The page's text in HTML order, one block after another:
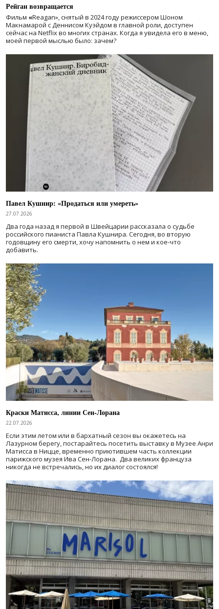
Рейган возвращается
Фильм «Reagan», снятый в 2024 годурежиссером Шоном
Макнамарой с Деннисом Куэйдом в главной роли, доступен
сейчас на Netflix во многих странах. Когда я увидела его в меню,
моей первой мыслью было: зачем?
Павел Кушнир: «Продаться или умереть»
27.07.2026
Два года назад я первой в Швейцарии рассказала о судьбе
российского пианиста Павла Кушнира. Сегодня, во вторую
годовщину его смерти, хочу напомнить о нем и кое-что
добавить.
Краски Матисса, линии Сен-Лорана
22.07.2026
Если этим летом или в бархатный сезон вы окажетесь на
Лазурном берегу, постарайтесь посетить выставку в Музее Анри
Матисса в Ницце, временно приютившем часть коллекции
парижского музея Ива Сен-Лорана. Два великих француза
никогда не встречались, но их диалог состоялся!